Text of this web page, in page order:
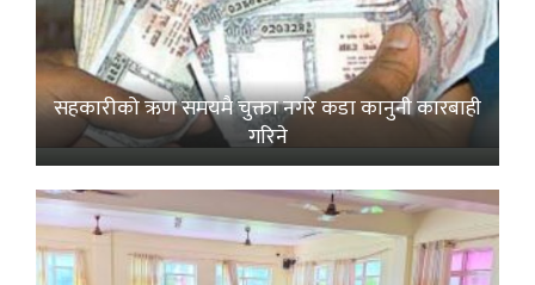
सहकारीको ऋण समयमै चुक्ता नगरे कडा कानुनी कारबाही
गरिने